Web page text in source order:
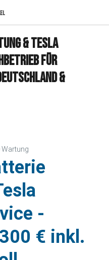
& Tesla
für
&
Wartung
-
€ inkl.